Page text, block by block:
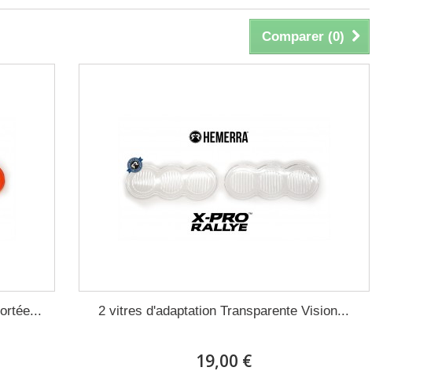
Comparer (0)
2 vitres d'adaptation Transparente Vision...
19,00 €